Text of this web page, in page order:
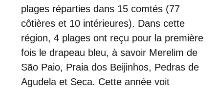
plages réparties dans 15 comtés (77
côtières et 10 intérieures). Dans cette
région, 4 plages ont reçu pour la première
fois le drapeau bleu, à savoir Merelim de
São Paio, Praia dos Beijinhos, Pedras de
Agudela et Seca. Cette année voit